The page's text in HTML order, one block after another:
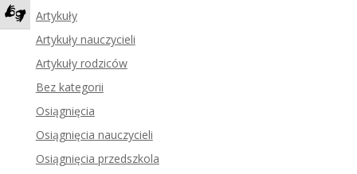
Zadzwoń do tłumacza języka migowego
Artykuły
Artykuły nauczycieli
Artykuły rodziców
Bez kategorii
Osiągnięcia
Osiągnięcia nauczycieli
Osiągnięcia przedszkola